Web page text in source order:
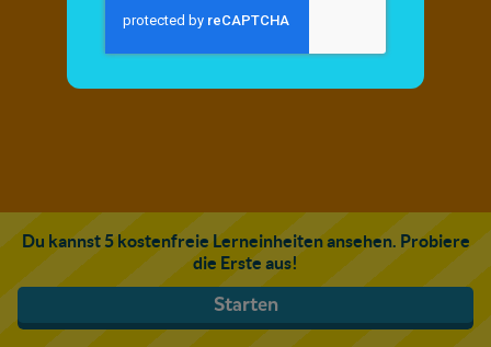
Du kannst 5 kostenfreie Lerneinheiten ansehen. Probiere
die Erste aus!
Starten